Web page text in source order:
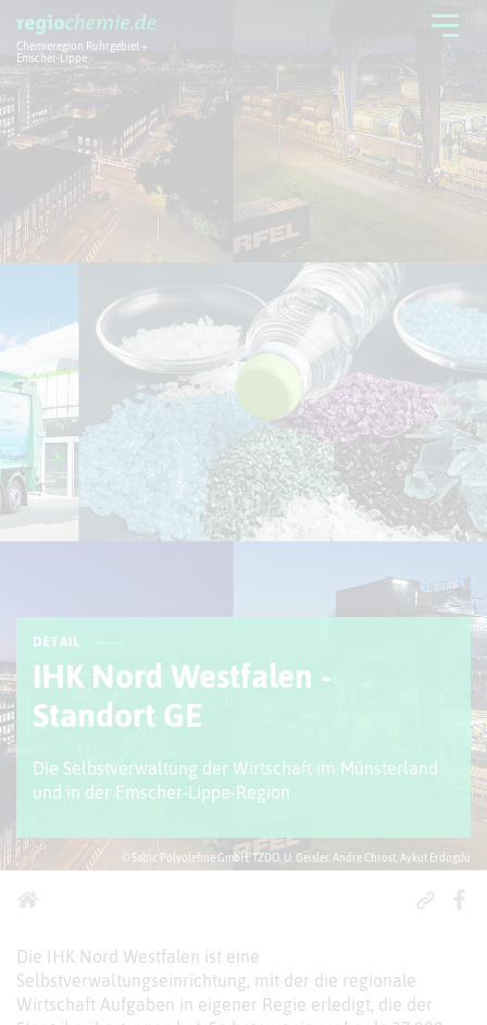
Chemieregion Ruhrgebiet +
Emscher-Lippe
Chemieregion
Aktuelles + Service
© Sabic Polyolefine GmbH, TZDO, U. Geisler, Andre Chrost, Aykut Erdogdu
DETAIL
IHK Nord Westfalen -
Standort GE
Die Selbstverwaltung der Wirtschaft im Münsterland
und in der Emscher-Lippe-Region
Die IHK Nord Westfalen ist eine
Selbstverwaltungseinrichtung, mit der die regionale
Wirtschaft Aufgaben in eigener Regie erledigt, die der